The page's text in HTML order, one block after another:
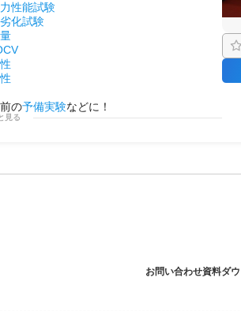
性能試験
化試験
の予備実験などに！
ェクトを行う場としての使用
見る
お問い合わせ資料ダ